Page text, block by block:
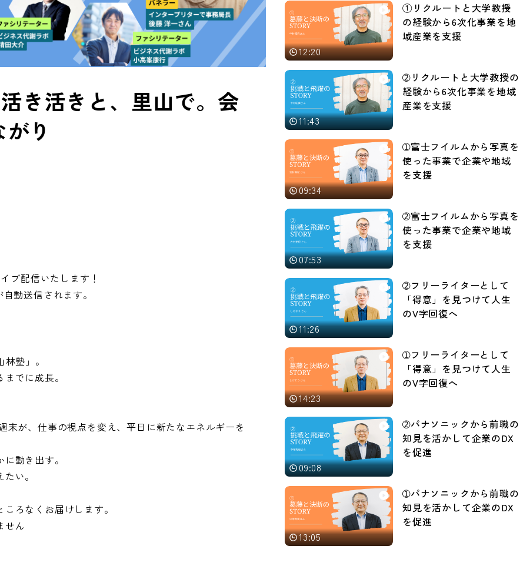
活き活きと、里山で。会
り
ブ配信いたします！
動送信されます。
塾」。
でに成長。​
が、仕事の視点を変え、平日に新たなエネルギーを
動き出す。​
い。​
ろなくお届けします。​
せん
12:20
①リクルートと大学教授
の経験から6次化事業を地
域産業を支援
11:43
➁リクルートと大学教授の
経験から6次化事業を地域
産業を支援
09:34
➀富士フイルムから写真を
使った事業で企業や地域
を支援
07:53
➁富士フイルムから写真を
使った事業で企業や地域
を支援
11:26
➁フリーライターとして
「得意」を見つけて人生
のV字回復へ
14:23
➀フリーライターとして
「得意」を見つけて人生
のV字回復へ
09:08
➁パナソニックから前職の
知見を活かして企業のDX
を促進
13:05
➀パナソニックから前職の
知見を活かして企業のDX
を促進